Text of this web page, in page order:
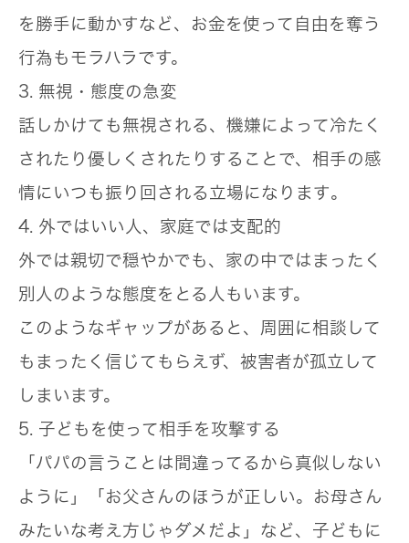
を勝手に動かすなど、 お金を使って自由を奪う
行為もモラハラです。
3. 無視・態度の急変
話しかけても無視される、機嫌によって冷たく
されたり優しくされたりすることで、 相手の感
情にいつも振り回される立場になります。
4. 外ではいい人、家庭では支配的
外では親切で穏やかでも、家の中ではまったく
別人のような態度をとる人もいます。
このようなギャップがあると、周囲に相談して
もまったく信じてもらえず、被害者が孤立して
しまいます。
5. 子どもを使って相手を攻撃する
「パパの言うことは間違ってるから真似しない
ように」「お父さんのほうが正しい。お母さん
みたいな考え方じゃダメだよ」など、子どもに